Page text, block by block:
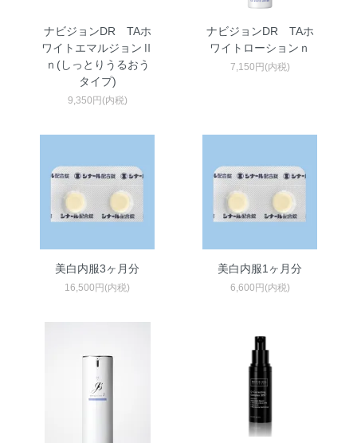
ナビジョンDR TAホ
ワイトエマルジョンⅡ
ｎ(しっとりうるおう
タイプ)
9,350円(内税)
ナビジョンDR TAホ
ワイトローションｎ
7,150円(内税)
美白内服3ヶ月分
16,500円(内税)
美白内服1ヶ月分
6,600円(内税)